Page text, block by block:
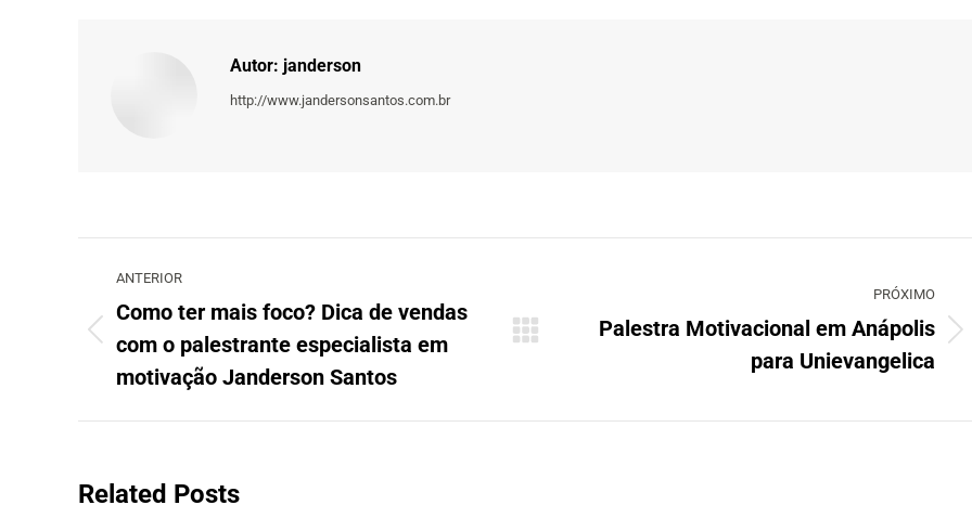
Autor: janderson
http://www.jandersonsantos.com.br
post:
ANTERIOR
Post
anterior:
Como ter mais foco? Dica de vendas
com o palestrante especialista em
motivação Janderson Santos
PRÓXIMO
Palestra Motivacional em Anápolis
para Unievangelica
Related Posts